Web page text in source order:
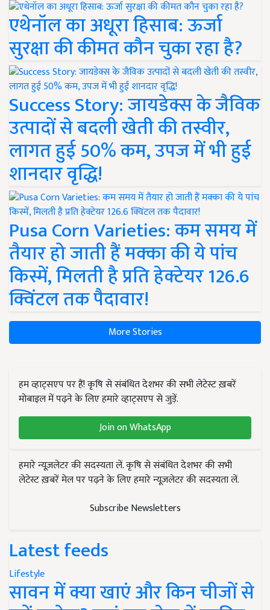
एथेनॉल का अधूरा हिसाब: ऊर्जा
सुरक्षा की कीमत कौन चुका रहा है?
Success Story: जायडेक्स के जैविक
उत्पादों से बदली खेती की तस्वीर,
लागत हुई 50% कम, उपज में भी हुई
शानदार वृद्धि!
Pusa Corn Varieties: कम समय में
तैयार हो जाती हैं मक्का की ये पांच
किस्में, मिलती है प्रति हेक्टेयर 126.6
क्विंटल तक पैदावार!
More Stories
हम व्हाट्सएप पर हैं! कृषि से संबंधित देशभर की सभी लेटेस्ट ख़बरें
मोबाइल में पढ़ने के लिए हमारे व्हाट्सएप से जुड़ें.
Join on WhatsApp
हमारे न्यूज़लेटर की सदस्यता लें. कृषि से संबंधित देशभर की सभी
लेटेस्ट ख़बरें मेल पर पढ़ने के लिए हमारे न्यूज़लेटर की सदस्यता लें.
Subscribe Newsletters
Latest feeds
Lifestyle
सावन में क्या खाएं और किन चीजों से